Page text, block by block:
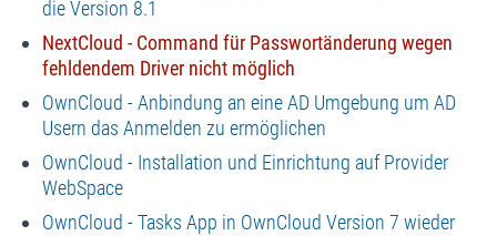
die Version 8.1
NextCloud - Command für Passwortänderung wegen
fehldendem Driver nicht möglich
OwnCloud - Anbindung an eine AD Umgebung um AD
Usern das Anmelden zu ermöglichen
OwnCloud - Installation und Einrichtung auf Provider
WebSpace
OwnCloud - Tasks App in OwnCloud Version 7 wieder